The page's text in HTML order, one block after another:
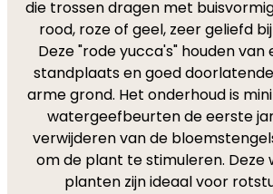
die trossen dragen met
rood, roze of geel, zeer geliefd
Deze "rode yucca's" houden van
standplaats en goed
arme grond. Het onderhoud is
watergeefbeurten de eerste
verwijderen van de
om de plant te stimuleren. Deze
planten zijn ideaal voor